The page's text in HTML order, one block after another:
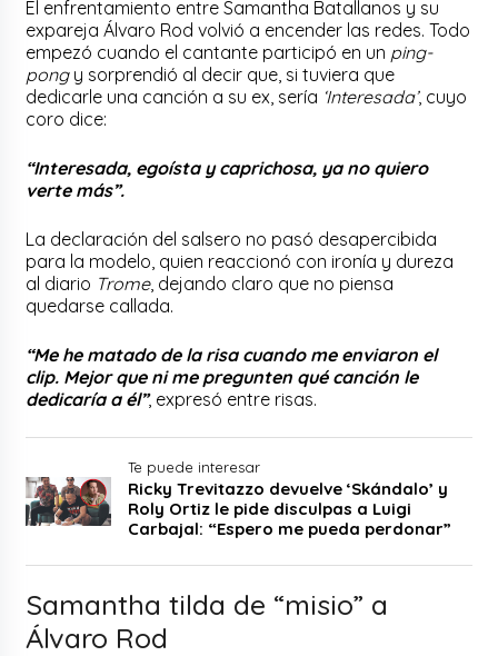
El enfrentamiento entre Samantha Batallanos y su
expareja Álvaro Rod volvió a encender las redes. Todo
empezó cuando el cantante participó en un ping-
pongy sorprendió al decir que, si tuviera que
dedicarle una canción a su ex, sería ‘Interesada’, cuyo
coro dice:
“Interesada, egoísta y caprichosa, ya no quiero
verte más”.
La declaración del salsero no pasó desapercibida
para la modelo, quien reaccionó con ironía y dureza
al diario Trome, dejando claro que no piensa
quedarse callada.
“Me he matado de la risa cuando me enviaron el
clip. Mejor que ni me pregunten qué canción le
dedicaría a él”, expresó entre risas.
Te puede interesar
Ricky Trevitazzo devuelve ‘Skándalo’ y
Roly Ortiz le pide disculpas a Luigi
Carbajal: “Espero me pueda perdonar”
Samantha tilda de “misio” a
Álvaro Rod